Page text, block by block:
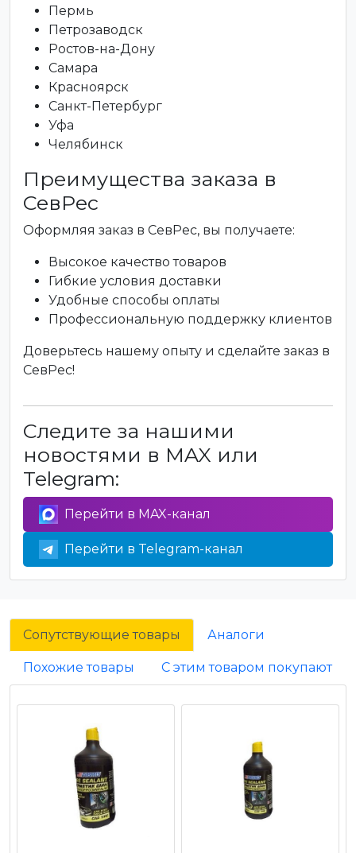
Пермь
Петрозаводск
Ростов-на-Дону
Самара
Красноярск
Санкт-Петербург
Уфа
Челябинск
Преимущества заказа в
СевРес
Оформляя заказ в СевРес, вы получаете:
Высокое качество товаров
Гибкие условия доставки
Удобные способы оплаты
Профессиональную поддержку клиентов
Доверьтесь нашему опыту и сделайте заказ в
СевРес!
Следите за нашими
новостями в MAX или
Telegram:
Перейти в MAX-канал
Перейти в Telegram-канал
Сопутствующие товары Аналоги
Похожие товары С этим товаром покупают